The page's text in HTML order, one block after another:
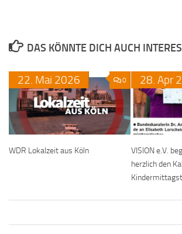
DAS KÖNNTE DICH AUCH
0
22. Mai 2026
WDR Lokalzeit aus Köln
28. Apr
VISION e.V.
herzlich den